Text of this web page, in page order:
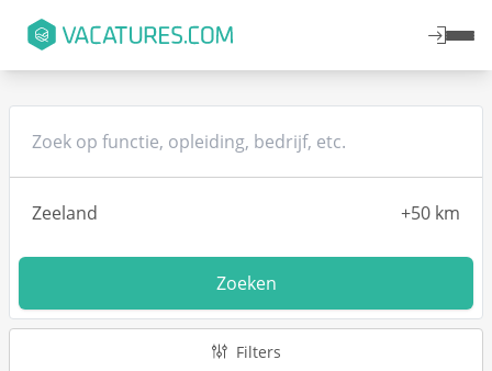
Zoeken
Filters